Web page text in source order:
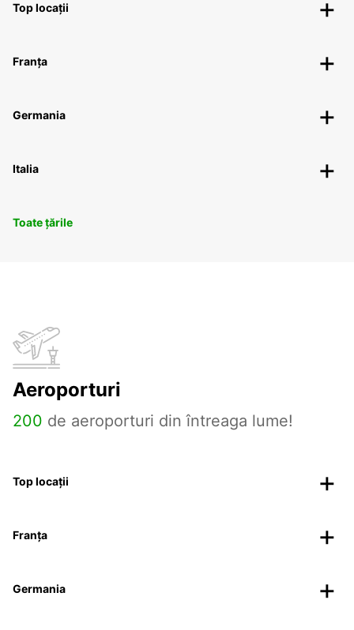
Top locații
Franța
Germania
Italia
Toate țările
Aeroporturi
200 de aeroporturi din întreaga lume!
Top locații
Franța
Germania